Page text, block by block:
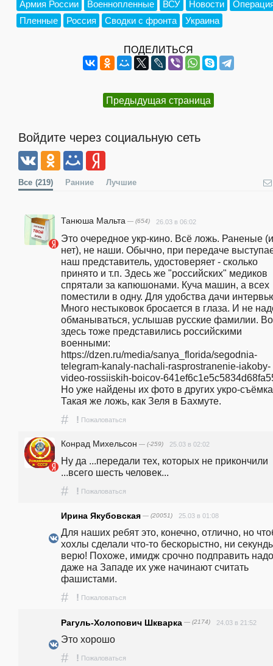
Армия России Военнопленные ВСУ Новости
Пленные
Россия Сводки с фронта Украина
ПОДЕЛИТЬСЯ
Предыдущая страница
Войдите через социальную сеть
Все (219) Ранние Лучшие
Танюша Мальта — (654) 26.03 в 06:02
Это очередное укр-кино. Всё ложь. Раненые
нет), не наши. Обычно, при передаче
наш представитель, удостоверяет - сколько
принято и т.п. Здесь же "российских" медиков
спрятали за капюшонами. Куча машин, а всех
поместили в одну. Для удобства дачи
Много нестыковок бросается в глаза. И не
обманываться, услышав русские фамилии.
здесь тоже представились российскими
военными:
https://dzen.ru/media/sanya_florida/segodnia-
telegram-kanaly-nachali-rasprostranenie-iakoby-
video-rossiiskih-boicov-
Но уже найдены их фото в других укро-
Такая же ложь, как Зеля в Бахмуте.
# ! Пожаловаться
Конрад Михельсон — (-259) 25.03 в 02:02
Ну да ...передали тех, которых не прикончили
...всего шесть человек...
# ! Пожаловаться
Ирина Якубовская — (20051) 25.03 в 01:08
Для наших ребят это, конечно, отлично, но
хохлы сделали что-то бескорыстно, ни
верю! Похоже, имидж срочно подправить
даже на Западе их уже начинают считать
фашистами.
# ! Пожаловаться
Рагуль-Холопович Шкварка — (2174) 24.03 в 21:52
Это хорошо
# ! Пожаловаться